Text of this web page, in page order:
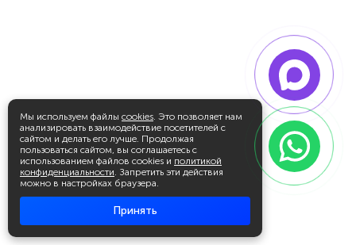
Мы используем файлы cookies. Это позволяет нам
анализировать взаимодействие посетителей с
сайтом и делать его лучше. Продолжая
пользоваться сайтом, вы соглашаетесь с
использованием файлов cookies и политикой
конфиденциальности. Запретить эти действия
можно в настройках браузера.
Принять